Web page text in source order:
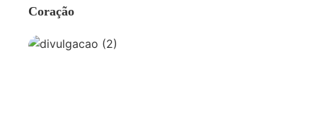
Coração